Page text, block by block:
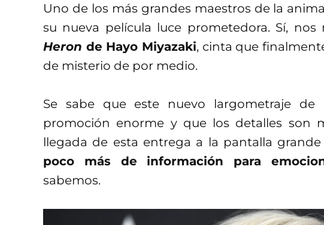
Uno de los más grandes maestros de la
su nueva película luce prometedora. Sí, nos
Heron de Hayo Miyazaki, cinta que
de misterio de por medio.
Se sabe que este nuevo largometraje
promoción enorme y que los detalles son
llegada de esta entrega a la pantalla
poco más de información para
sabemos.